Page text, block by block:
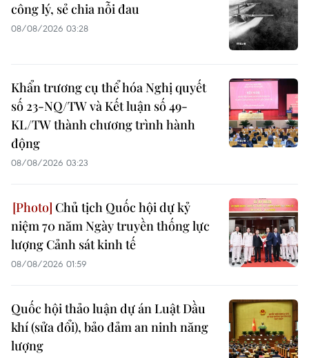
công lý, sẻ chia nỗi đau
08/08/2026 03:28
Khẩn trương cụ thể hóa Nghị quyết
số 23-NQ/TW và Kết luận số 49-
KL/TW thành chương trình hành
động
08/08/2026 03:23
Chủ tịch Quốc hội dự kỷ
niệm 70 năm Ngày truyền thống lực
lượng Cảnh sát kinh tế
08/08/2026 01:59
Quốc hội thảo luận dự án Luật Dầu
khí (sửa đổi), bảo đảm an ninh năng
lượng